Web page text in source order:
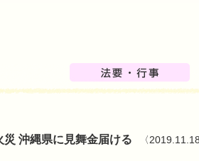
災 沖縄県に見舞金届ける 〈2019.11.18